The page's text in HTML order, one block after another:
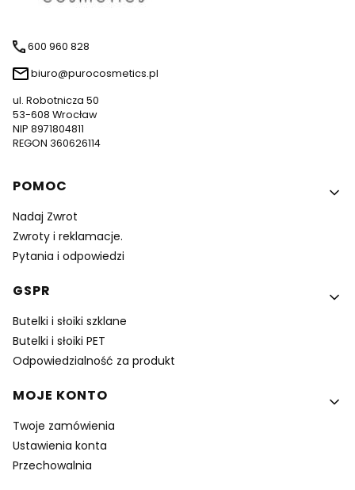
600 960 828
biuro@purocosmetics.pl
ul. Robotnicza 50
53-608 Wrocław
NIP 8971804811
REGON 360626114
Linki w stopce
POMOC
Nadaj Zwrot
Zwroty i reklamacje.
Pytania i odpowiedzi
GSPR
Butelki i słoiki szklane
Butelki i słoiki PET
Odpowiedzialność za produkt
MOJE KONTO
Twoje zamówienia
Ustawienia konta
Przechowalnia